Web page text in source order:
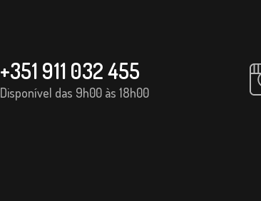
+351 911 032 455
Disponível das 9h00 às 18h00